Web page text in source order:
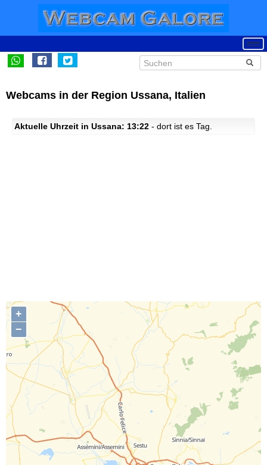
Webcams in der Region Ussana, Italien
Aktuelle Uhrzeit in Ussana: 13:22 - dort ist es Tag.
+
−